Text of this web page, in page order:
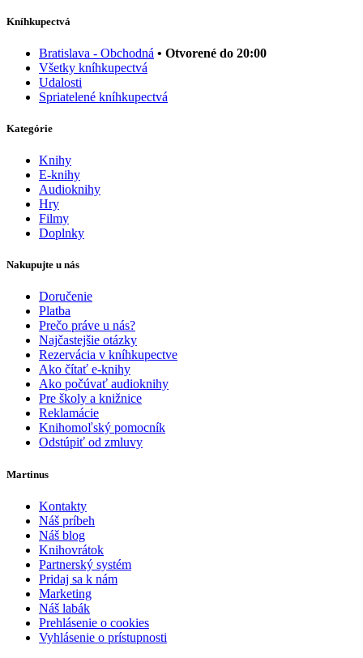
Kníhkupectvá
Bratislava - Obchodná • Otvorené do 20:00
Všetky kníhkupectvá
Udalosti
Spriatelené kníhkupectvá
Kategórie
Knihy
E-knihy
Audioknihy
Hry
Filmy
Doplnky
Nakupujte u nás
Doručenie
Platba
Prečo práve u nás?
Najčastejšie otázky
Rezervácia v kníhkupectve
Ako čítať e-knihy
Ako počúvať audioknihy
Pre školy a knižnice
Reklamácie
Knihomoľský pomocník
Odstúpiť od zmluvy
Martinus
Kontakty
Náš príbeh
Náš blog
Knihovrátok
Partnerský systém
Pridaj sa k nám
Marketing
Náš labák
Prehlásenie o cookies
Vyhlásenie o prístupnosti